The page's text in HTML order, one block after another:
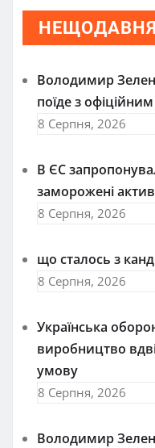
Володимир
поїде з
8 Серпня, 2026
В ЄС
заморожені
8 Серпня, 2026
що сталось з
8 Серпня, 2026
Українська
виробництво
умову
8 Серпня, 2026
Володимир